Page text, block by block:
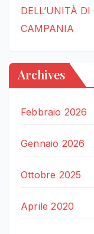
DELL’UNITÀ
CAMPANIA
Archives
Febbraio 2026
Gennaio 2026
Ottobre 2025
Aprile 2020